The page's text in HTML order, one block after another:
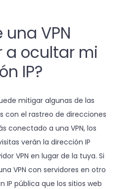
una VPN
a ocultar mi
IP?
mitigar algunas de las
con el rastreo de direcciones
conectado a una VPN, los
verán la dirección IP
VPN en lugar de la tuya. Si
VPN con servidores en otro
IP pública que los sitios web